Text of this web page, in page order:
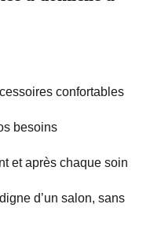
confortables
besoins
et après chaque soin
d’un salon, sans